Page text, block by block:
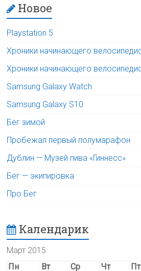
Новое
Playstation 5
Хроники начинающего
Хроники начинающего
Samsung Galaxy Watch
Samsung Galaxy S10
Бег зимой
Пробежал первый полумарафон
Дублин — Музей пива «Гиннесс»
Бег — экипировка
Про Бег
Календарик
Март 2015
Пн
Вт Ср Чт Пт